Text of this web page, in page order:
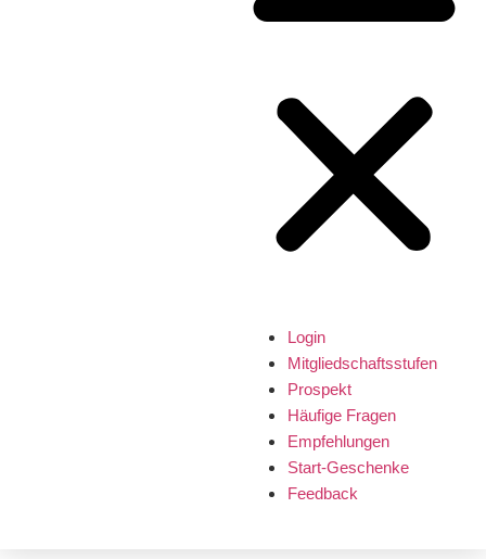
Login
Mitgliedschaftsstufen
Prospekt
Häufige Fragen
Empfehlungen
Start-Geschenke
Feedback